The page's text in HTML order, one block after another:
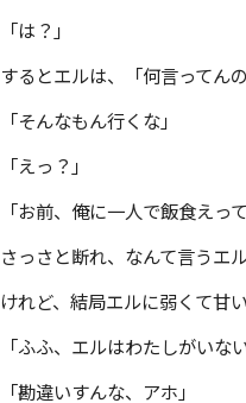
「は？」
するとエルは、「何言ってん
「そんなもん行くな」
「えっ？」
「お前、俺に一人で飯食えっ
さっさと断れ、なんて言うエ
けれど、結局エルに弱くて甘
「ふふ、エルはわたしがいな
「勘違いすんな、アホ」